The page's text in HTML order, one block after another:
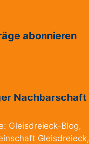
abonnieren
Nachbarschaft
Gleisdreieck-Blog,
Gleisdreieck,